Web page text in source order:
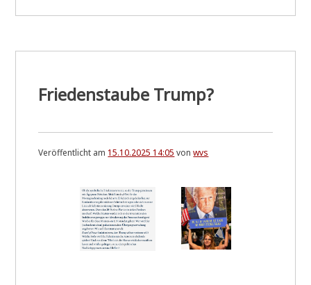
the
Friedenstaube Trump?
Veröffentlicht am 15.10.2025 14:05 vonwvs